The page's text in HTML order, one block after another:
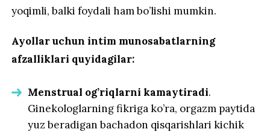
yoqimli, balki foydali ham bo’lishi mumkin.
Ayollar uchun intim munosabatlarning
afzalliklari quyidagilar:
Menstrual og’riqlarni kamaytiradi.
Ginekologlarning fikriga ko’ra, orgazm paytida
yuz beradigan bachadon qisqarishlari kichik